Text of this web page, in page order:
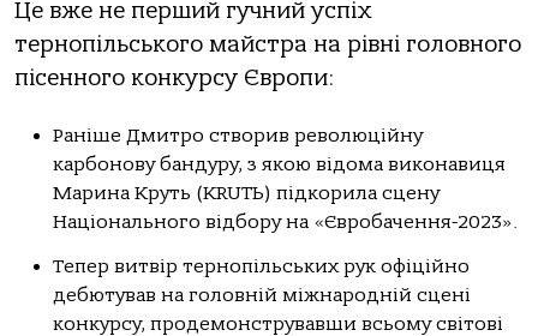
Це вже не перший гучний успіх
тернопільського майстра на рівні головного
пісенного конкурсу Європи:
Раніше Дмитро створив революційну
карбонову бандуру, з якою відома виконавиця
Марина Круть (KRUTЬ) підкорила сцену
Національного відбору на «Євробачення-2023».
Тепер витвір тернопільських рук офіційно
дебютував на головній міжнародній сцені
конкурсу, продемонструвавши всьому світові